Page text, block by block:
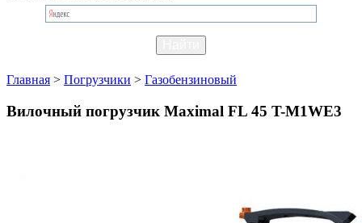
Главная > Погрузчики > Газобензиновый
Вилочный погрузчик Maximal FL 45 T-M1WE3